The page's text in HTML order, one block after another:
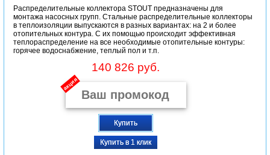
Распределительные коллектора STOUT предназначены для
монтажа насосных групп. Стальные распределительные коллекторы
в теплоизоляции выпускаются в разных вариантах: на 2 и более
отопительных контура. С их помощью происходит эффективная
теплораспределение на все необходимые отопительные контуры:
горячее водоснабжение, теплый пол и т.п.
140 826 руб.
акция
Купить
Купить в 1 клик